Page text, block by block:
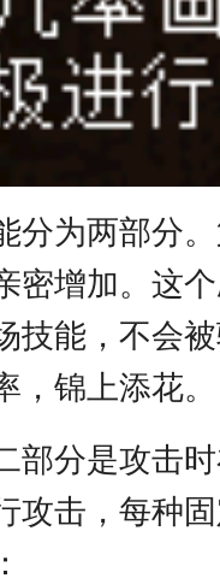
为两部分。
密增加。这
技能，不会
，锦上添花。
分是攻击时
攻击，每种